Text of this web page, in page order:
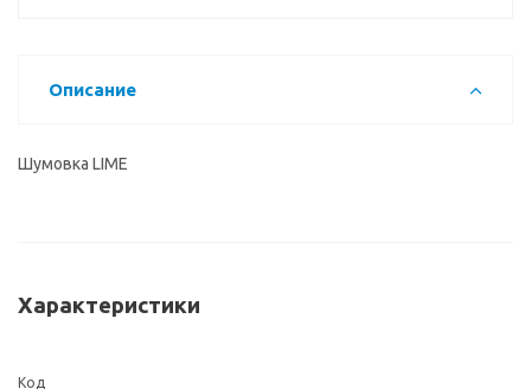
Описание
Шумовка LIME
Характеристики
Код